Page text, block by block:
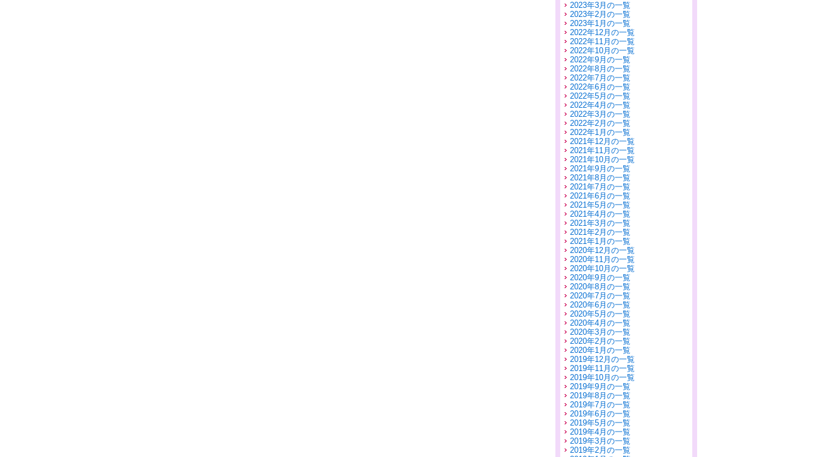
2023年3月の一覧
2023年2月の一覧
2023年1月の一覧
2022年12月の一覧
2022年11月の一覧
2022年10月の一覧
2022年9月の一覧
2022年8月の一覧
2022年7月の一覧
2022年6月の一覧
2022年5月の一覧
2022年4月の一覧
2022年3月の一覧
2022年2月の一覧
2022年1月の一覧
2021年12月の一覧
2021年11月の一覧
2021年10月の一覧
2021年9月の一覧
2021年8月の一覧
2021年7月の一覧
2021年6月の一覧
2021年5月の一覧
2021年4月の一覧
2021年3月の一覧
2021年2月の一覧
2021年1月の一覧
2020年12月の一覧
2020年11月の一覧
2020年10月の一覧
2020年9月の一覧
2020年8月の一覧
2020年7月の一覧
2020年6月の一覧
2020年5月の一覧
2020年4月の一覧
2020年3月の一覧
2020年2月の一覧
2020年1月の一覧
2019年12月の一覧
2019年11月の一覧
2019年10月の一覧
2019年9月の一覧
2019年8月の一覧
2019年7月の一覧
2019年6月の一覧
2019年5月の一覧
2019年4月の一覧
2019年3月の一覧
2019年2月の一覧